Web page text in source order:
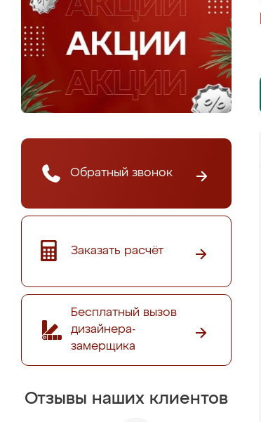
Обратный звонок
Заказать расчёт
Бесплатный вызов
дизайнера-
замерщика
Отзывы наших клиентов